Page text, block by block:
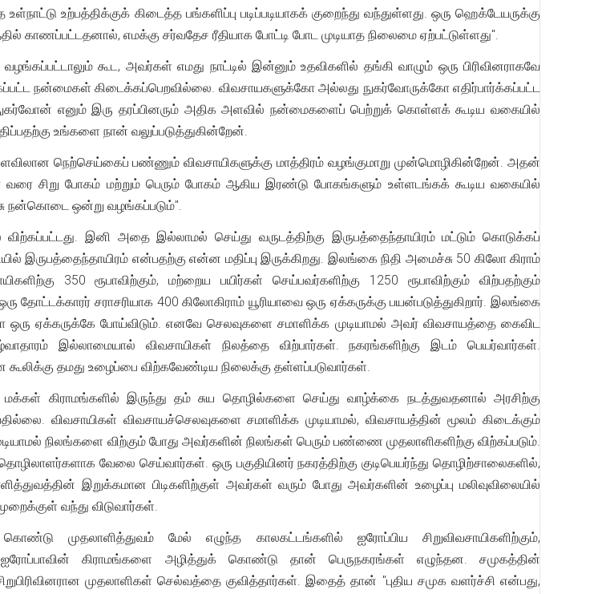
உற்பத்திக்குக் கிடைத்த பங்களிப்பு படிப்படியாகக் குறைந்து வந்துள்ளது. ஒரு ஹெக்டேயருக்கு
காணப்பட்டதனால், எமக்கு சர்வதேச ரீதியாக போட்டி போட முடியாத நிலைமை ஏற்பட்டுள்ளது".
கூட, அவர்கள் எமது நாட்டில் இன்னும் உதவிகளில் தங்கி வாழும் ஒரு பிரிவினராகவே
நன்மைகள் கிடைக்கப்பெறவில்லை. விவசாயகளுக்கோ அல்லது நுகர்வோருக்கோ எதிர்பார்க்கப்பட்ட
எனும் இரு தரப்பினரும் அதிக அளவில் நன்மைகளைப் பெற்றுக் கொள்ளக் கூடிய வகையில்
உங்களை நான் வலுப்படுத்துகின்றேன்.
நெற்செய்கைப் பண்ணும் விவசாயிகளுக்கு மாத்திரம் வழங்குமாறு முன்மொழிகின்றேன். அதன்
வரை சிறு போகம் மற்றும் பெரும் போகம் ஆகிய இரண்டு போகங்களும் உள்ளடங்கக் கூடிய வகையில்
நன்கொடை ஒன்று வழங்கப்படும்".
இனி அதை இல்லாமல் செய்து வருடத்திற்கு இருபத்தைந்தாயிரம் மட்டும் கொடுக்கப்
இருபத்தைந்தாயிரம் என்பதற்கு என்ன மதிப்பு இருக்கிறது. இலங்கை நிதி அமைச்சு 50 கிலோ கிராம்
350 ரூபாவிற்கும், மற்றைய பயிர்கள் செய்பவர்களிற்கு 1250 ரூபாவிற்கும் விற்பதற்கும்
தோட்டக்காரர் சராசரியாக 400 கிலோகிராம் யூரியாவை ஒரு ஏக்கருக்கு பயன்படுத்துகிறார். இலங்கை
ஒரு ஏக்கருக்கே போய்விடும். எனவே செலவுகளை சமாளிக்க முடியாமல் அவர் விவசாயத்தை கைவிட
இல்லாமையால் விவசாயிகள் நிலத்தை விற்பார்கள். நகரங்களிற்கு இடம் பெயர்வார்கள்.
கூலிக்கு தமது உழைப்பை விற்கவேண்டிய நிலைக்கு தள்ளப்படுவார்கள்.
மக்கள் கிராமங்களில் இருந்து தம் சுய தொழில்களை செய்து வாழ்க்கை நடத்துவதனால் அரசிற்கு
விவசாயிகள் விவசாயச்செலவுகளை சமாளிக்க முடியாமல், விவசாயத்தின் மூலம் கிடைக்கும்
நிலங்களை விற்கும் போது அவர்களின் நிலங்கள் பெரும் பண்ணை முதலாளிகளிற்கு விற்கப்படும்.
வேலை செய்வார்கள். ஒரு பகுதியினர் நகரத்திற்கு குடிபெயர்ந்து தொழிற்சாலைகளில்,
இறுக்கமான பிடிகளிற்குள் அவர்கள் வரும் போது அவர்களின் உழைப்பு மலிவுவிலையில்
வந்து விடுவார்கள்.
கொண்டு முதலாளித்துவம் மேல் எழுந்த காலகட்டங்களில் ஐரோப்பிய சிறுவிவசாயிகளிற்கும்,
கிராமங்களை அழித்துக் கொண்டு தான் பெருநகரங்கள் எழுந்தன. சமுகத்தின்
முதலாளிகள் செல்வத்தை குவித்தார்கள். இதைத் தான் "புதிய சமுக வளர்ச்சி என்பது,